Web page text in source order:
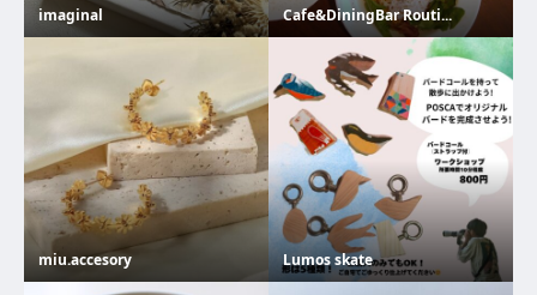
imaginal Cafe&DiningBar Routi...
miu.accesory Lumos skate